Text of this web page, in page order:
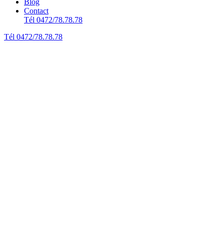
Blog
Contact
Tél 0472/78.78.78
Tél 0472/78.78.78